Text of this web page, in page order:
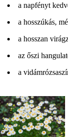
a napfényt
a hosszúkás,
a hosszan
az őszi
a